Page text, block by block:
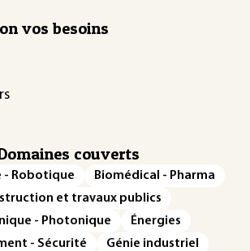
vos besoins
couverts
Robotique
Biomédical - Pharma
et travaux publics
- Photonique
Énergies
- Sécurité
Génie industriel